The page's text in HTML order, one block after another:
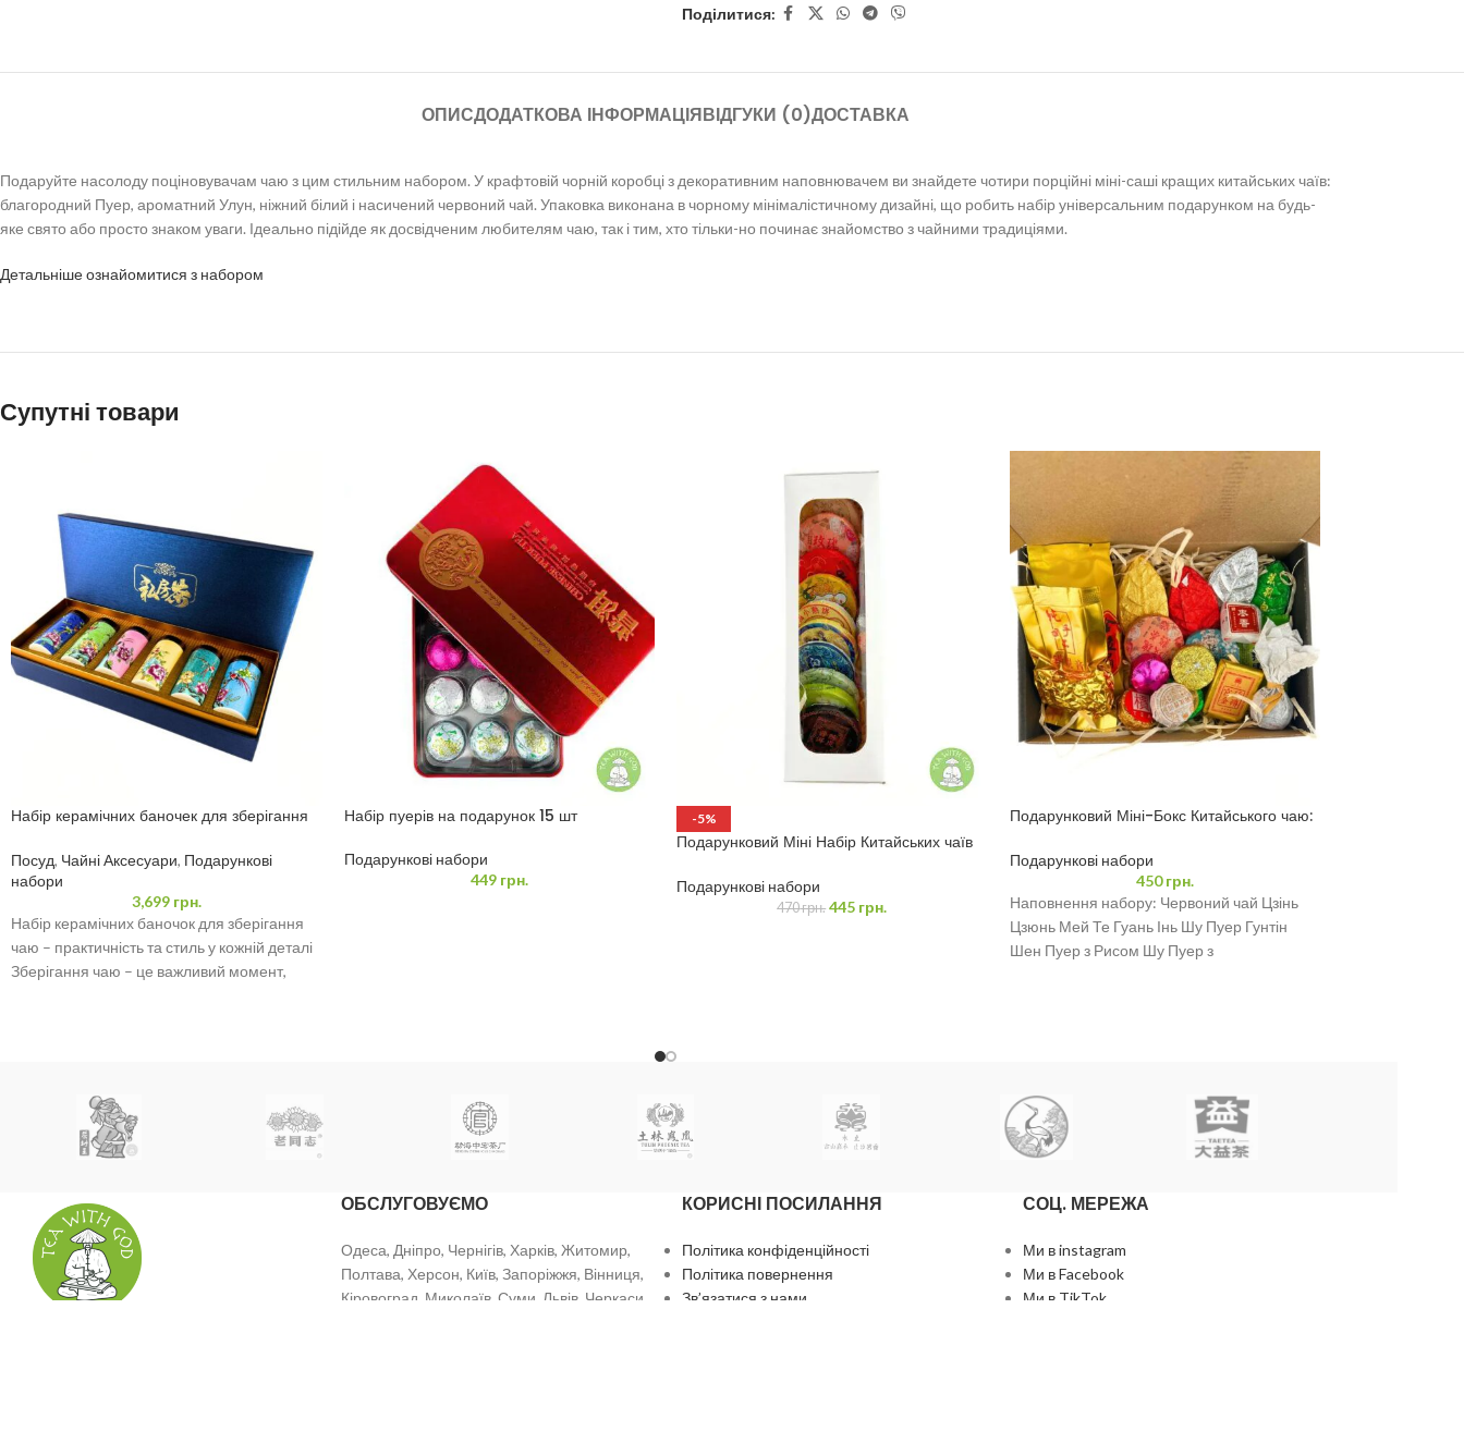
Поділитися:
ОПИСДОДАТКОВА ІНФОРМАЦІЯВІДГУКИ (0)ДОСТАВКА
Подаруйте насолоду поціновувачам чаю з цим стильним набором. У крафтовій чорній коробці з декоративним наповнювачем ви знайдете чотири порційні міні-саші кращих китайських чаїв:
благородний Пуер, ароматний Улун, ніжний білий і насичений червоний чай. Упаковка виконана в чорному мінімалістичному дизайні, що робить набір універсальним подарунком на будь-
яке свято або просто знаком уваги. Ідеально підійде як досвідченим любителям чаю, так і тим, хто тільки-но починає знайомство з чайними традиціями.
Детальніше ознайомитися з набором
Супутні товари
Набір керамічних баночек для зберігання
Посуд, Чайні Аксесуари, Подарункові
набори
3,699грн.
Набір керамічних баночок для зберігання
чаю – практичність та стиль у кожній деталі
Зберігання чаю – це важливий момент,
Набір пуерів на подарунок 15 шт
Подарункові набори
449грн.
-5%
Подарунковий Міні Набір Китайських чаїв
Подарункові набори
470грн. 445 грн.
Подарунковий Міні-Бокс Китайського чаю:
Подарункові набори
450грн.
Наповнення набору: Червоний чай Цзінь
Цзюнь Мей Те Гуань Інь Шу Пуер Гунтін
Шен Пуер з Рисом Шу Пуер з
ОБСЛУГОВУЄМО
Одеса, Дніпро, Чернігів, Харків, Житомир,
Полтава, Херсон, Київ, Запоріжжя, Вінниця,
Кіровоград, Миколаїв, Суми, Львів, Черкаси,
КОРИСНІ ПОСИЛАННЯ
Політика конфіденційності
Політика повернення
Зв’язатися з нами
СОЦ. МЕРЕЖА
Ми в instagram
Ми в Facebook
Ми в TikTok